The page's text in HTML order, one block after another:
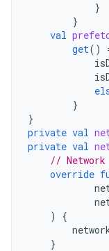
}
}
val
get()
}
}
private val
private val
//
override
)
{
}